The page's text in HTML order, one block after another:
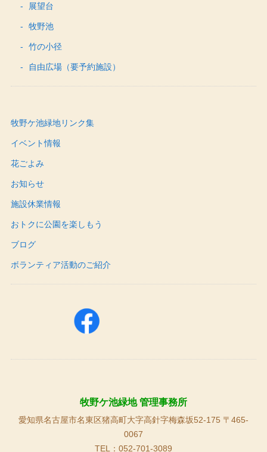
展望台
牧野池
竹の小径
自由広場（要予約施設）
牧野ケ池緑地リンク集
イベント情報
花ごよみ
お知らせ
施設休業情報
おトクに公園を楽しもう
ブログ
ボランティア活動のご紹介
牧野ケ池緑地 管理事務所
愛知県名古屋市名東区猪高町大字高針字梅森坂52-175 〒465-
0067
TEL：052-701-3089